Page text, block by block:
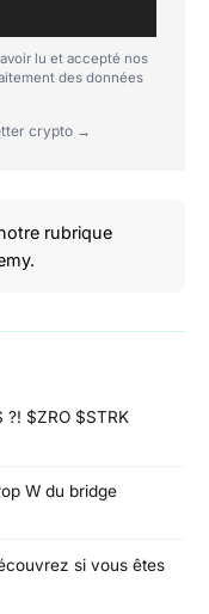
lu et accepté nos
des données
crypto →
rubrique
?! $ZRO $STRK
W du bridge
si vous êtes